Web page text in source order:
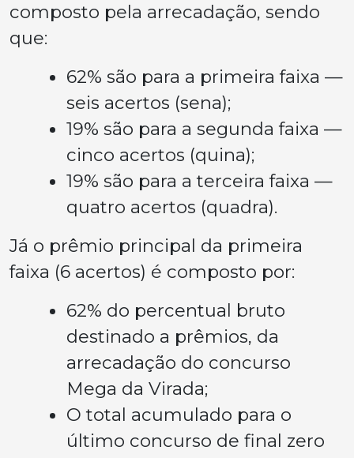
composto pela arrecadação, sendo
que:
62% são para a primeira faixa —
seis acertos (sena);
19% são para a segunda faixa —
cinco acertos (quina);
19% são para a terceira faixa —
quatro acertos (quadra).
Já o prêmio principal da primeira
faixa (6 acertos) é composto por:
62% do percentual bruto
destinado a prêmios, da
arrecadação do concurso
Mega da Virada;
O total acumulado para o
último concurso de final zero